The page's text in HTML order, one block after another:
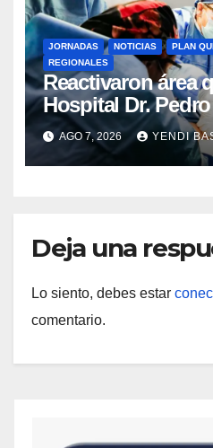
JORNADAS NOTICIAS
PLAN
REGIONALES
Reactivaron área
Hospital Dr.
Guárico
AGO 7, 2026 YENDI
Deja una
Lo siento, debes estar
comentario.